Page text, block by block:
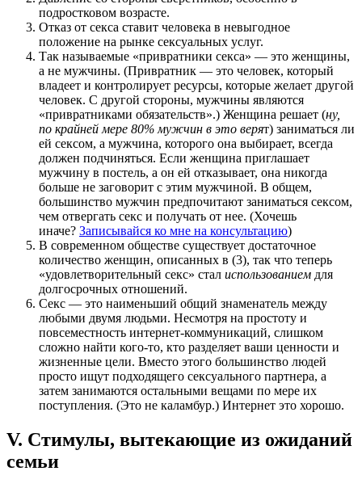
подростковом возрасте.
Отказ от секса ставит человека в невыгодное
положение на рынке сексуальных услуг.
Так называемые «привратники секса» — это женщины,
а не мужчины. (Привратник — это человек, который
владеет и контролирует ресурсы, которые желает другой
человек. С другой стороны, мужчины являются
«привратниками обязательств».) Женщина решает (ну,
по крайней мере 80% мужчин в это верят) заниматься ли
ей сексом, а мужчина, которого она выбирает, всегда
должен подчиняться. Если женщина приглашает
мужчину в постель, а он ей отказывает, она никогда
больше не заговорит с этим мужчиной. В общем,
большинство мужчин предпочитают заниматься сексом,
чем отвергать секс и получать от нее. (Хочешь
иначе? Записывайся ко мне на консультацию)
В современном обществе существует достаточное
количество женщин, описанных в (3), так что теперь
«удовлетворительный секс» стал использованием для
долгосрочных отношений.
Секс — это наименьший общий знаменатель между
любыми двумя людьми. Несмотря на простоту и
повсеместность интернет-коммуникаций, слишком
сложно найти кого-то, кто разделяет ваши ценности и
жизненные цели. Вместо этого большинство людей
просто ищут подходящего сексуального партнера, а
затем занимаются остальными вещами по мере их
поступления. (Это не каламбур.) Интернет это хорошо.
V. Стимулы, вытекающие из ожиданий
семьи